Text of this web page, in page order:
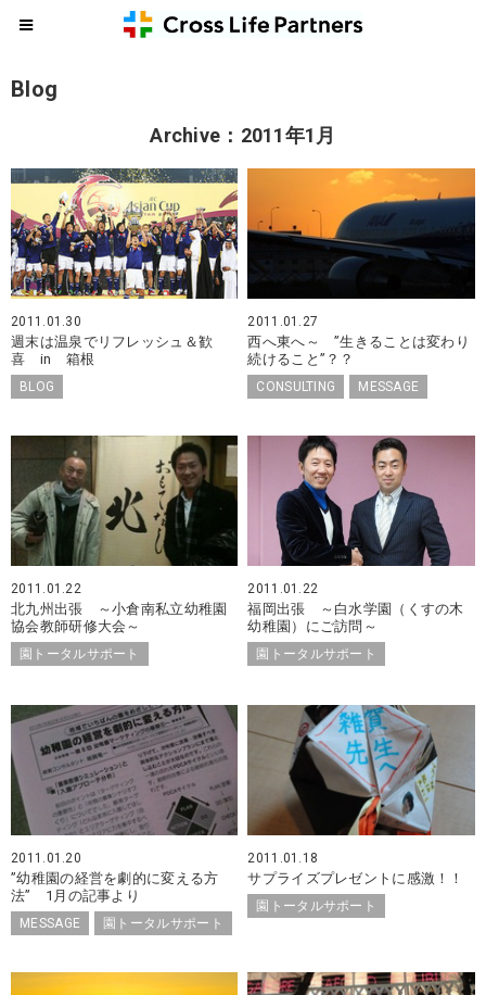
Blog
Archive：2011年1月
2011.01.30
週末は温泉でリフレッシュ＆歓
喜 in 箱根
BLOG
2011.01.27
西へ東へ～ ”生きることは変わり
続けること”？？
CONSULTING MESSAGE
2011.01.22
北九州出張 ～小倉南私立幼稚園
協会教師研修大会～
園トータルサポート
2011.01.22
福岡出張 ～白水学園（くすの木
幼稚園）にご訪問～
園トータルサポート
2011.01.20
”幼稚園の経営を劇的に変える方
法” 1月の記事より
MESSAGE 園トータルサポート
2011.01.18
サプライズプレゼントに感激！！
園トータルサポート